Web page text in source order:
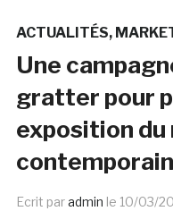
ACTUALITÉS
Une
gratter pour
exposition du
Ecrit paradmin le 10/03/